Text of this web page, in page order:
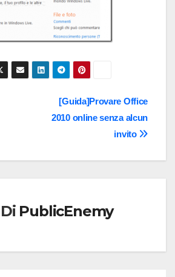
[Guida]Provare Office
2010 online senza alcun
invito
Di PublicEnemy